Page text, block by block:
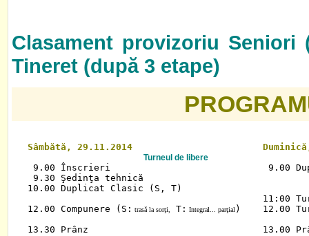
Clasament provizoriu Seniori
Tineret (după 3 etape)
Sâmbătă, 29.11.2014
Turneul de libere
9.00 Înscrieri
9.30 Şedinţa tehnică
10.00 Duplicat Clasic (S, T)
12.00 Compunere (S: trasă la sorţi, T: Integral... parţial)
13.30 Prânz
9.00
11:00
12.00
13.00